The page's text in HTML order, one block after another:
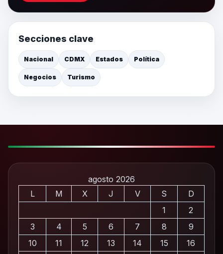
Secciones clave
Nacional CDMX Estados Política
Negocios Turismo
agosto 2026
L
M X J V S
D
1
2
3
4 5 6 7 8
9
10
11 12 13 14 15
16